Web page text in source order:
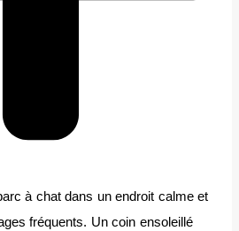
à chat dans un endroit calme et
fréquents. Un coin ensoleillé